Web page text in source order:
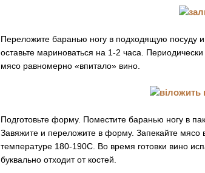
Переложите баранью ногу в подходящую посуду
оставьте мариноваться на 1-2 часа.
мясо равномерно «впитало» вино.
Подготовьте форму. Поместите баранью ногу в
Завяжите и переложите в форму. Запекайте мясо
температуре 180-190С. Во время готовки вино
буквально отходит от костей.